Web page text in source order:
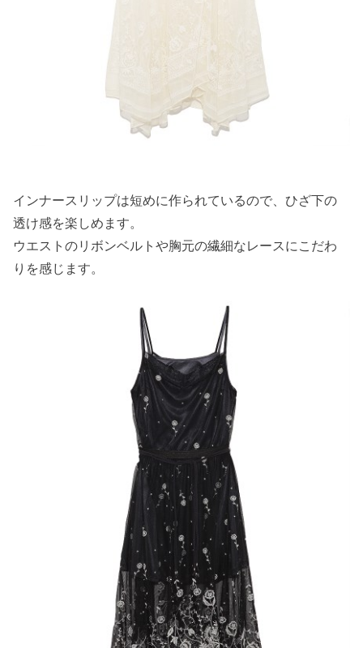
インナースリップは短めに作られているので、ひざ下の
透け感を楽しめます。
ウエストのリボンベルトや胸元の繊細なレースにこだわ
りを感じます。